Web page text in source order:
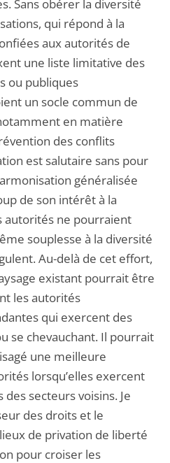
Sans obérer la diversité
qui répond à la
aux autorités de
une liste limitative des
ou publiques
un socle commun de
en matière
des conflits
est salutaire sans pour
généralisée
de son intérêt à la
autorités ne pourraient
souplesse à la diversité
Au-delà de cet effort,
existant pourrait être
les autorités
qui exercent des
se chevauchant. Il pourrait
une meilleure
lorsqu’elles exercent
secteurs voisins. Je
des droits et le
de privation de liberté
pour croiser les